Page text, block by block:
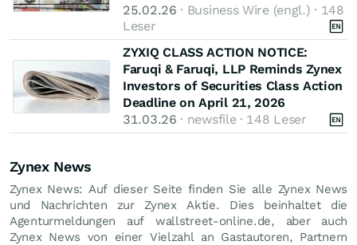
25.02.26 · Business Wire (engl.) · 148
Leser
ZYXIQ CLASS ACTION NOTICE:
Faruqi & Faruqi, LLP Reminds Zynex
Investors of Securities Class Action
Deadline on April 21, 2026
31.03.26 · newsfile · 148 Leser
Zynex News
Zynex News: Auf dieser Seite finden Sie alle Zynex News
und Nachrichten zur Zynex Aktie. Dies beinhaltet die
Agenturmeldungen auf wallstreet-online.de, aber auch
Zynex News von einer Vielzahl an Gastautoren, Partnern